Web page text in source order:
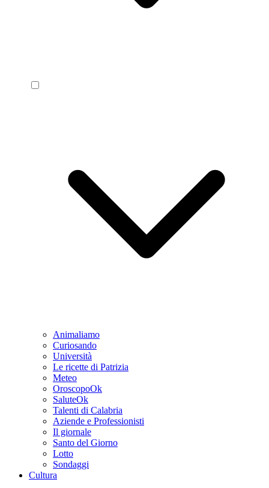
Animaliamo
Curiosando
Università
Le ricette di Patrizia
Meteo
OroscopoOk
SaluteOk
Talenti di Calabria
Aziende e Professionisti
Il giornale
Santo del Giorno
Lotto
Sondaggi
Cultura